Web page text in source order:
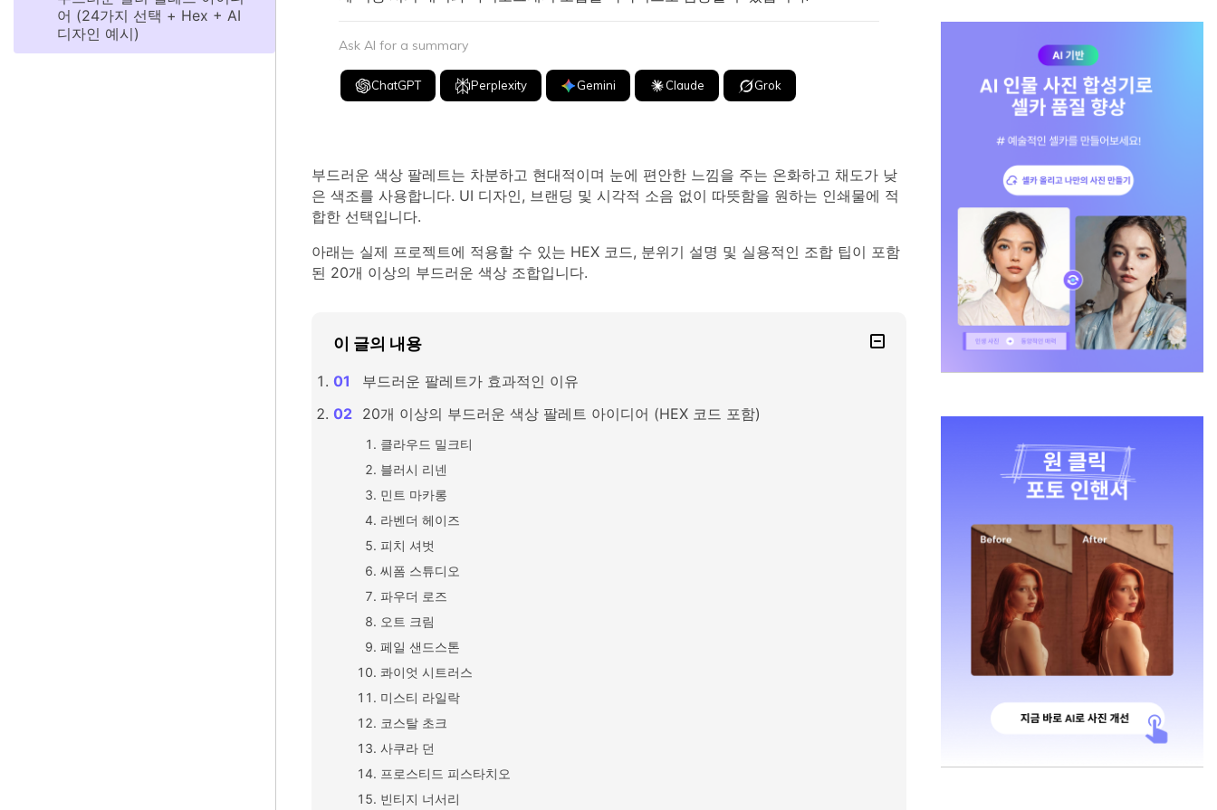
어 (24가지 선택 + Hex + AI
디자인 예시)
Ask AI for a summary
ChatGPT Perplexity Gemini Claude Grok
부드러운 색상 팔레트는 차분하고 현대적이며 눈에 편안한 느낌을 주는 온화하고 채도가 낮
은 색조를 사용합니다. UI 디자인, 브랜딩 및 시각적 소음 없이 따뜻함을 원하는 인쇄물에 적
합한 선택입니다.
아래는 실제 프로젝트에 적용할 수 있는 HEX 코드, 분위기 설명 및 실용적인 조합 팁이 포함
된 20개 이상의 부드러운 색상 조합입니다.
이 글의 내용
부드러운 팔레트가 효과적인 이유
20개 이상의 부드러운 색상 팔레트 아이디어 (HEX 코드 포함)
클라우드 밀크티
블러시 리넨
민트 마카롱
라벤더 헤이즈
피치 셔벗
씨폼 스튜디오
파우더 로즈
오트 크림
페일 샌드스톤
콰이엇 시트러스
미스티 라일락
코스탈 초크
사쿠라 던
프로스티드 피스타치오
빈티지 너서리